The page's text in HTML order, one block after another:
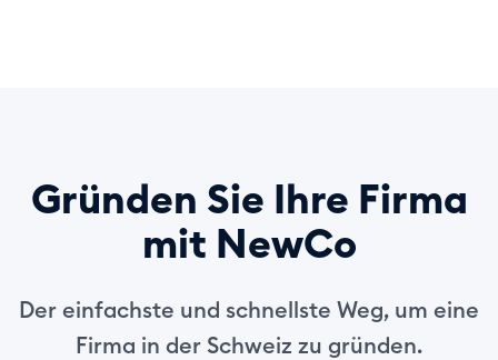
Gründen Sie Ihre Firma
mit NewCo
Der einfachste und schnellste Weg, um eine
Firma in der Schweiz zu gründen.